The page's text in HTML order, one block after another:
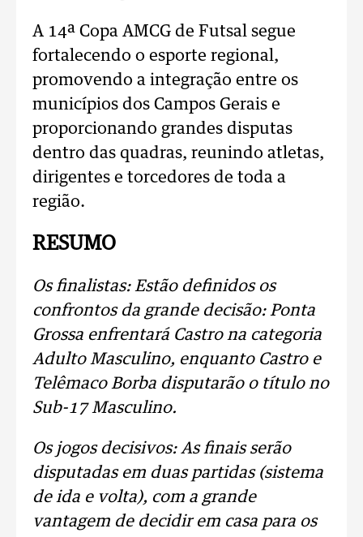
A 14ª Copa AMCG de Futsal segue
fortalecendo o esporte regional,
promovendo a integração entre os
municípios dos Campos Gerais e
proporcionando grandes disputas
dentro das quadras, reunindo atletas,
dirigentes e torcedores de toda a
região.
RESUMO
Os finalistas: Estão definidos os
confrontos da grande decisão: Ponta
Grossa enfrentará Castro na categoria
Adulto Masculino, enquanto Castro e
Telêmaco Borba disputarão o título no
Sub-17 Masculino.
Os jogos decisivos: As finais serão
disputadas em duas partidas (sistema
de ida e volta), com a grande
vantagem de decidir em casa para os